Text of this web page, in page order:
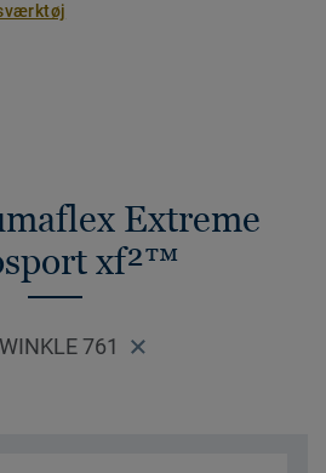
Extreme
xf²™
761